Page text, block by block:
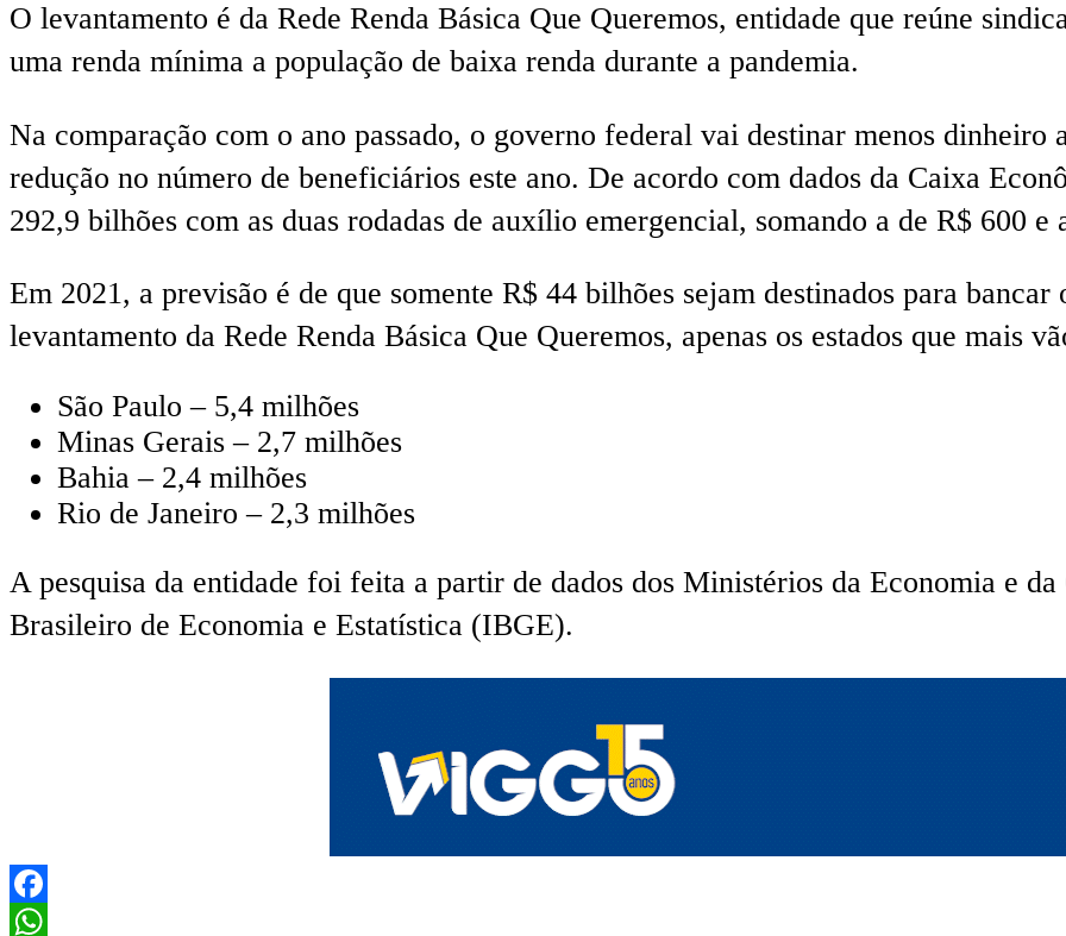
O levantamento é da Rede Renda Básica Que Queremos, entidade que reúne
uma renda mínima a população de baixa renda durante a pandemia.
Na comparação com o ano passado, o governo federal vai destinar menos dinheiro
redução no número de beneficiários este ano. De acordo com dados da Caixa
292,9 bilhões com as duas rodadas de auxílio emergencial, somando a de R$ 600 e
Em 2021, a previsão é de que somente R$ 44 bilhões sejam destinados para
levantamento da Rede Renda Básica Que Queremos, apenas os estados que mais
São Paulo – 5,4 milhões
Minas Gerais – 2,7 milhões
Bahia – 2,4 milhões
Rio de Janeiro – 2,3 milhões
A pesquisa da entidade foi feita a partir de dados dos Ministérios da Economia e
Brasileiro de Economia e Estatística (IBGE).
Facebook